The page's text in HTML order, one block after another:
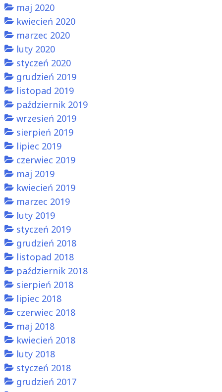
maj 2020
kwiecień 2020
marzec 2020
luty 2020
styczeń 2020
grudzień 2019
listopad 2019
październik 2019
wrzesień 2019
sierpień 2019
lipiec 2019
czerwiec 2019
maj 2019
kwiecień 2019
marzec 2019
luty 2019
styczeń 2019
grudzień 2018
listopad 2018
październik 2018
sierpień 2018
lipiec 2018
czerwiec 2018
maj 2018
kwiecień 2018
luty 2018
styczeń 2018
grudzień 2017